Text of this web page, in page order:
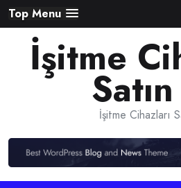
Skip
to
content
Top Menu
İşitme
İşitme Cihazları